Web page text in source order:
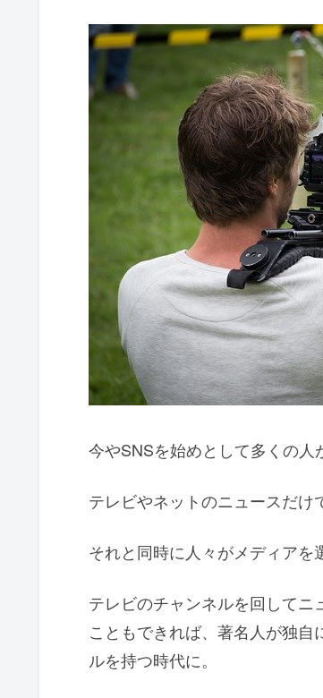
今やSNSを始めとして多くの人
テレビやネットのニュースだけ
それと同時に人々がメディアを
テレビのチャンネルを回して
こともできれば、著名人が独
ルを持つ時代に。